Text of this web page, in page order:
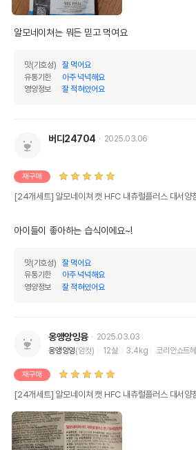
알모네이쳐는 뭐든 믿고 먹여요
맛(기호성)
잘 먹어요
유통기한
아주 넉넉해요
영양정보
잘 적혀있어요
버디24704 2025.03.06
재구매
[24개세트] 알모네이쳐 캣 HFC 내츄럴플러스 대서양
아이들이 좋아하는 습식이에요~!
맛(기호성)
잘 먹어요
유통기한
아주 넉넉해요
영양정보
잘 적혀있어요
옹앵앙잉융
2025.03.03
옹앵앙잉(암컷) 12살 3.4kg 코리안쇼트
재구매
[24개세트] 알모네이쳐 캣 HFC 내츄럴플러스 대서양